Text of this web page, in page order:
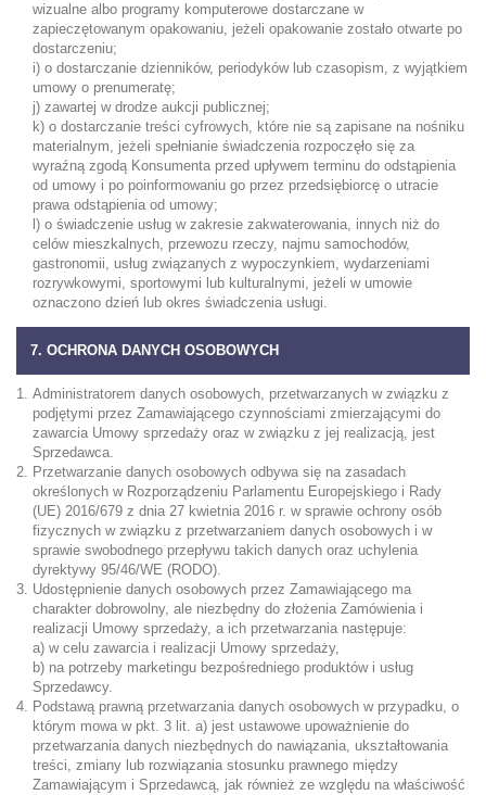
wizualne albo programy komputerowe dostarczane w
zapieczętowanym opakowaniu, jeżeli opakowanie zostało otwarte po
dostarczeniu;
i) o dostarczanie dzienników, periodyków lub czasopism, z wyjątkiem
umowy o prenumeratę;
j) zawartej w drodze aukcji publicznej;
k) o dostarczanie treści cyfrowych, które nie są zapisane na nośniku
materialnym, jeżeli spełnianie świadczenia rozpoczęło się za
wyraźną zgodą Konsumenta przed upływem terminu do odstąpienia
od umowy i po poinformowaniu go przez przedsiębiorcę o utracie
prawa odstąpienia od umowy;
l) o świadczenie usług w zakresie zakwaterowania, innych niż do
celów mieszkalnych, przewozu rzeczy, najmu samochodów,
gastronomii, usług związanych z wypoczynkiem, wydarzeniami
rozrywkowymi, sportowymi lub kulturalnymi, jeżeli w umowie
oznaczono dzień lub okres świadczenia usługi.
7. OCHRONA DANYCH OSOBOWYCH
Administratorem danych osobowych, przetwarzanych w związku z
podjętymi przez Zamawiającego czynnościami zmierzającymi do
zawarcia Umowy sprzedaży oraz w związku z jej realizacją, jest
Sprzedawca.
Przetwarzanie danych osobowych odbywa się na zasadach
określonych w Rozporządzeniu Parlamentu Europejskiego i Rady
(UE) 2016/679 z dnia 27 kwietnia 2016 r. w sprawie ochrony osób
fizycznych w związku z przetwarzaniem danych osobowych i w
sprawie swobodnego przepływu takich danych oraz uchylenia
dyrektywy 95/46/WE (RODO).
Udostępnienie danych osobowych przez Zamawiającego ma
charakter dobrowolny, ale niezbędny do złożenia Zamówienia i
realizacji Umowy sprzedaży, a ich przetwarzania następuje:
a) w celu zawarcia i realizacji Umowy sprzedaży,
b) na potrzeby marketingu bezpośredniego produktów i usług
Sprzedawcy.
Podstawą prawną przetwarzania danych osobowych w przypadku, o
którym mowa w pkt. 3 lit. a) jest ustawowe upoważnienie do
przetwarzania danych niezbędnych do nawiązania, ukształtowania
treści, zmiany lub rozwiązania stosunku prawnego między
Zamawiającym i Sprzedawcą, jak również ze względu na właściwość